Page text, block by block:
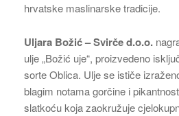
hrvatske maslinarske tradicije.
Uljara Božić – Svirče d.o.o.
ulje „Božić uje“, proizvedeno
sorte Oblica. Ulje se ističe
blagim notama gorčine i
slatkoću koja zaokružuje